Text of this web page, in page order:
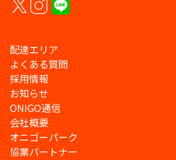
配達エリア
よくある質問
採用情報
お知らせ
ONIGO通信
会社概要
オニゴーパーク
協業パートナー